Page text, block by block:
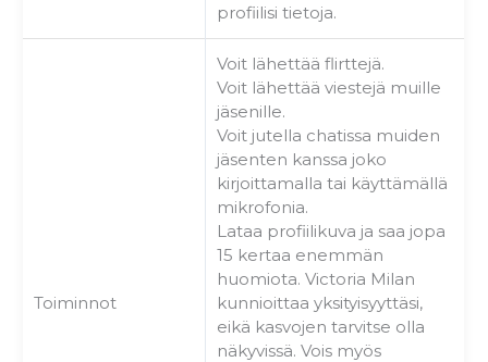
profiilisi tietoja.
Toiminnot
Voit lähettää flirttejä.
Voit lähettää viestejä muille
jäsenille.
Voit jutella chatissa muiden
jäsenten kanssa joko
kirjoittamalla tai käyttämällä
mikrofonia.
Lataa profiilikuva ja saa jopa
15 kertaa enemmän
huomiota. Victoria Milan
kunnioittaa yksityisyyttäsi,
eikä kasvojen tarvitse olla
näkyvissä. Vois myös